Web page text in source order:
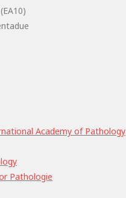
Academy of Pathology
Pathologie